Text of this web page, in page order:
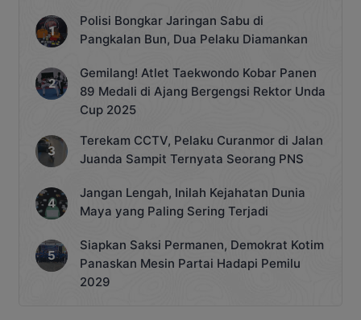
Polisi Bongkar Jaringan Sabu di
Pangkalan Bun, Dua Pelaku Diamankan
Gemilang! Atlet Taekwondo Kobar Panen
89 Medali di Ajang Bergengsi Rektor Unda
Cup 2025
Terekam CCTV, Pelaku Curanmor di Jalan
Juanda Sampit Ternyata Seorang PNS
Jangan Lengah, Inilah Kejahatan Dunia
Maya yang Paling Sering Terjadi
Siapkan Saksi Permanen, Demokrat Kotim
Panaskan Mesin Partai Hadapi Pemilu
2029